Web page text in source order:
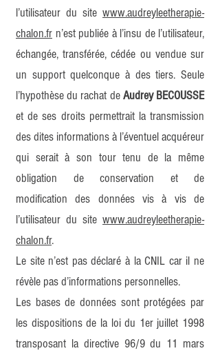
l’utilisateur du site www.audreyleetherapie-
chalon.fr n’est publiée à l’insu de l’utilisateur,
échangée, transférée, cédée ou vendue sur
un support quelconque à des tiers. Seule
l’hypothèse du rachat deAudrey BECOUSSE
et de ses droits permettrait la transmission
des dites informations à l’éventuel acquéreur
qui serait à son tour tenu de la même
obligation de conservation et de
modification des données vis à vis de
l’utilisateur du site www.audreyleetherapie-
chalon.fr.
Le site n’est pas déclaré à la CNIL car il ne
révèle pas d’informations personnelles.
Les bases de données sont protégées par
les dispositions de la loi du 1er juillet 1998
transposant la directive 96/9 du 11 mars